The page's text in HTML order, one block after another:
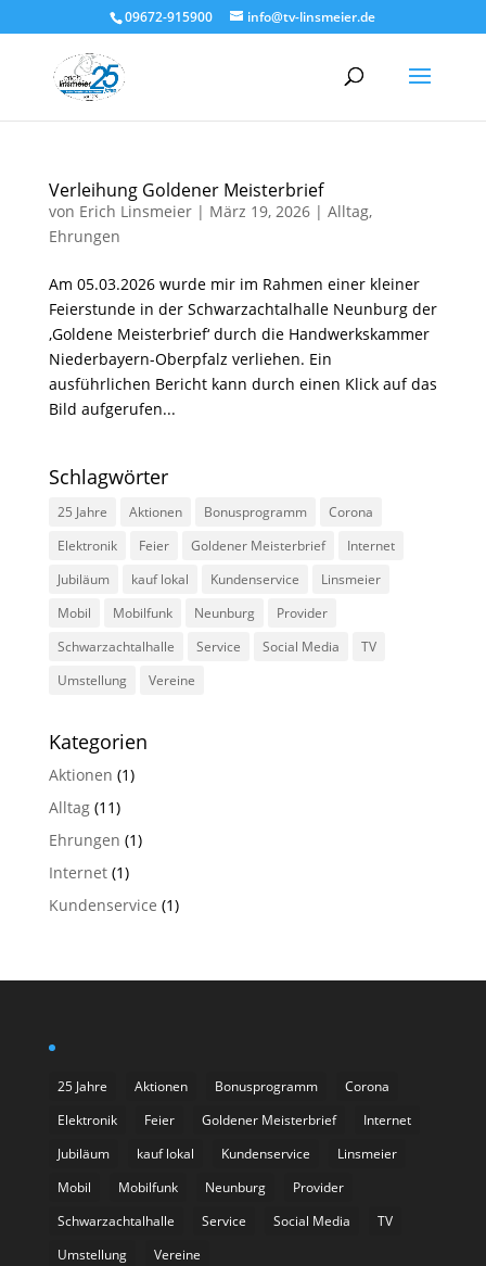
09672-915900 info@tv-linsmeier.de
Verleihung Goldener Meisterbrief
von Erich Linsmeier| März 19, 2026| Alltag,
Ehrungen
Am 05.03.2026 wurde mir im Rahmen einer kleiner
Feierstunde in der Schwarzachtalhalle Neunburg der
‚Goldene Meisterbrief‘ durch die Handwerkskammer
Niederbayern-Oberpfalz verliehen. Ein
ausführlichen Bericht kann durch einen Klick auf das
Bild aufgerufen...
Schlagwörter
25 Jahre Aktionen Bonusprogramm
Corona
Elektronik
Feier Goldener Meisterbrief
Internet
Jubiläum
kauf lokal Kundenservice
Linsmeier
Mobil
Mobilfunk Neunburg
Provider
Schwarzachtalhalle
Service Social Media
TV
Umstellung
Vereine
Kategorien
Aktionen (1)
Alltag(11)
Ehrungen (1)
Internet(1)
Kundenservice (1)
25 Jahre Aktionen Bonusprogramm
Corona
Elektronik
Feier Goldener Meisterbrief
Internet
Jubiläum
kauf lokal Kundenservice
Linsmeier
Mobil
Mobilfunk Neunburg
Provider
Schwarzachtalhalle
Service Social Media
TV
Umstellung
Vereine